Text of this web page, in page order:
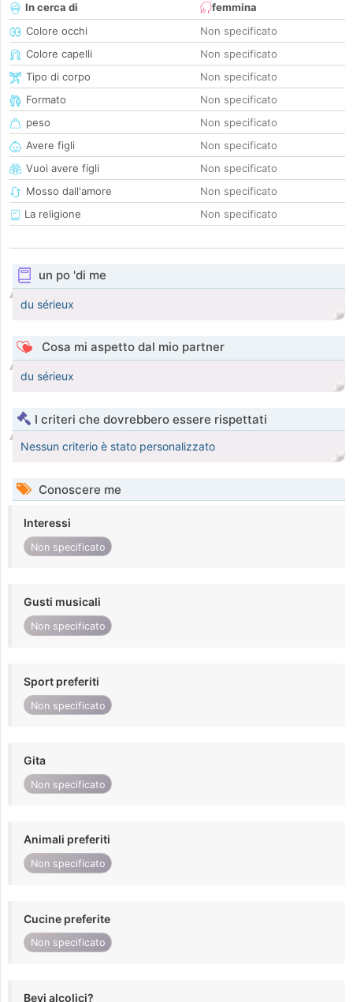
In cerca di
femmina
Colore occhi
Non specificato
Colore capelli
Non specificato
Tipo di corpo
Non specificato
Formato
Non specificato
peso
Non specificato
Avere figli
Non specificato
Vuoi avere figli
Non specificato
Mosso dall'amore
Non specificato
La religione
Non specificato
un po 'di me
du sérieux
Cosa mi aspetto dal mio partner
du sérieux
I criteri che dovrebbero essere rispettati
Nessun criterio è stato personalizzato
Conoscere me
Interessi
Non specificato
Gusti musicali
Non specificato
Sport preferiti
Non specificato
Gita
Non specificato
Animali preferiti
Non specificato
Cucine preferite
Non specificato
Bevi alcolici?